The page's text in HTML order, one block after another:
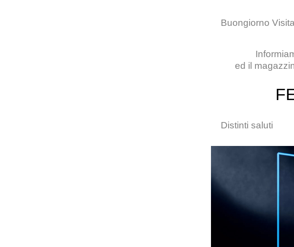
Buongiorno
ed il
Distinti saluti